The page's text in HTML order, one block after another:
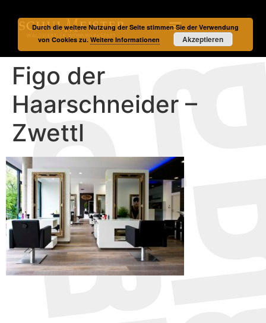
Figo der
Haarschneider –
Zwettl
Durch die weitere Nutzung der Seite stimmen Sie der Verwendung
von Cookies zu. Weitere Informationen Akzeptieren